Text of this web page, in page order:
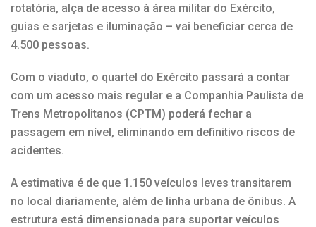
rotatória, alça de acesso à área militar do Exército,
guias e sarjetas e iluminação – vai beneficiar cerca de
4.500 pessoas.
Com o viaduto, o quartel do Exército passará a contar
com um acesso mais regular e a Companhia Paulista de
Trens Metropolitanos (CPTM) poderá fechar a
passagem em nível, eliminando em definitivo riscos de
acidentes.
A estimativa é de que 1.150 veículos leves transitarem
no local diariamente, além de linha urbana de ônibus. A
estrutura está dimensionada para suportar veículos